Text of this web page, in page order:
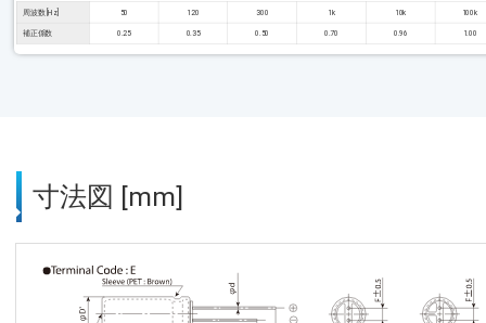
周波数 [Hz] 50 120 300 1k 10k 100k
補正係数 0.25 0.35 0.50 0.70 0.96 1.00
寸法図 [mm]